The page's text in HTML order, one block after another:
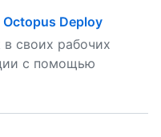
Octopus Deploy
в своих рабочих
с помощью